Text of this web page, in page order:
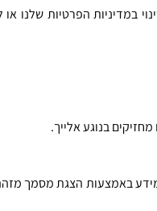
במדיניות הפרטיות
בנוגע אלייך.
באמצעות הצגת מסמך